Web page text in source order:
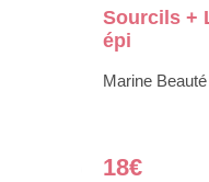
Sourcils +
épi
Marine Beauté
18€